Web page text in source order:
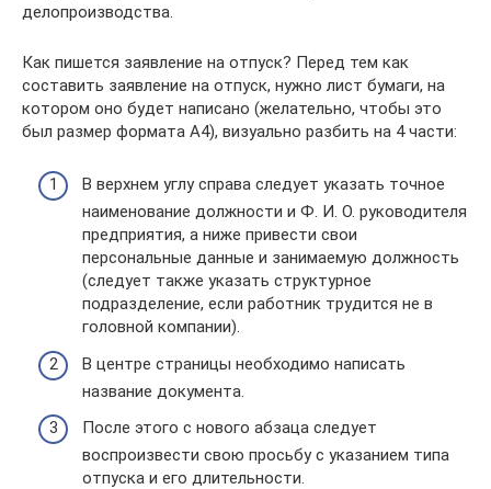
делопроизводства.
Как пишется заявление на отпуск? Перед тем как
составить заявление на отпуск, нужно лист бумаги, на
котором оно будет написано (желательно, чтобы это
был размер формата А4), визуально разбить на 4 части:
В верхнем углу справа следует указать точное
наименование должности и Ф. И. О. руководителя
предприятия, а ниже привести свои
персональные данные и занимаемую должность
(следует также указать структурное
подразделение, если работник трудится не в
головной компании).
В центре страницы необходимо написать
название документа.
После этого с нового абзаца следует
воспроизвести свою просьбу с указанием типа
отпуска и его длительности.